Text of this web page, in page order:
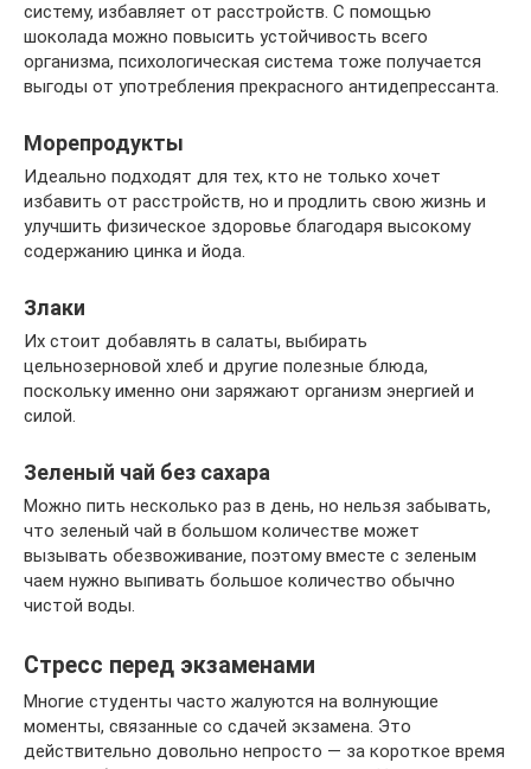
систему, избавляет от расстройств. С помощью
шоколада можно повысить устойчивость всего
организма, психологическая система тоже получается
выгоды от употребления прекрасного антидепрессанта.
Морепродукты
Идеально подходят для тех, кто не только хочет
избавить от расстройств, но и продлить свою жизнь и
улучшить физическое здоровье благодаря высокому
содержанию цинка и йода.
Злаки
Их стоит добавлять в салаты, выбирать
цельнозерновой хлеб и другие полезные блюда,
поскольку именно они заряжают организм энергией и
силой.
Зеленый чай без сахара
Можно пить несколько раз в день, но нельзя забывать,
что зеленый чай в большом количестве может
вызывать обезвоживание, поэтому вместе с зеленым
чаем нужно выпивать большое количество обычно
чистой воды.
Стресс перед экзаменами
Многие студенты часто жалуются на волнующие
моменты, связанные со сдачей экзамена. Это
действительно довольно непросто — за короткое время